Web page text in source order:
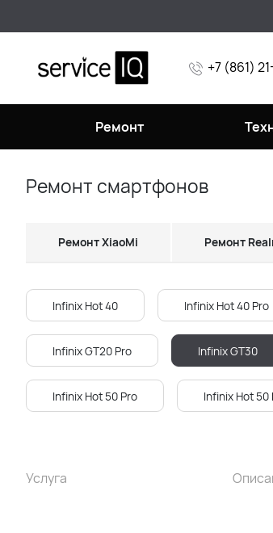
+7 (861)
Ремонт
Ремонт смартфонов
Ремонт XiaoMi Ремонт
Infinix Hot 40 Infinix Hot 40 Pro
Infinix GT20 Pro Infinix GT30
Infinix Hot 50 Pro Infinix Hot 50
Услуга